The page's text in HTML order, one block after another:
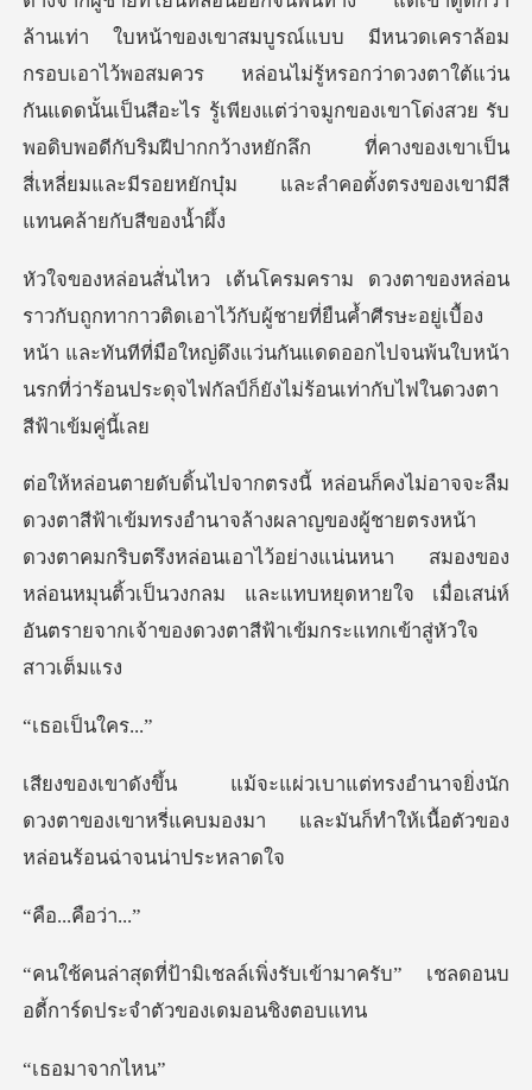
ล้านเท่า ใบหน้าของเขาสมบูรณ์แบบ มีหนวดเคราล้อม
กรอบเอาไว้พอสมควร หล่อนไม่รู้หรอกว่าดวงตาใต้แว่น
กันแดดนั้นเป็นสีอ
ชายที่ยืนค้ำศีรษะอยู่เบื้อง
หน้า และทันทีที่มือใหญ่ดึงแว่นกันแดดออกไปจนพ้นใบห
งผู้ชายตรงหน้า
ดวงตาคมกริบตรึงหล่อนเอาไว้อย่างแน่นหนา สมองของ
หล่อนหมุนติ้วเป็นวงกลม แ
ป็นใค
จยิ่งนัก
ดวงตาของเขาหรี่แคบมองมา และมันก็
..คือ
ิ่งรับเข้ามาครับ” เชลดอนบ
อดี้
มาจา